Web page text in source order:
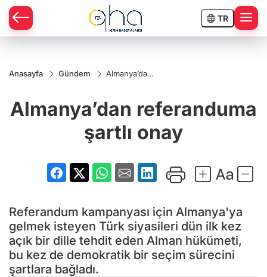
TR
Anasayfa Gündem
Almanya’dan
Almanya’dan referanduma
şartlı onay
Referandum kampanyası için Almanya'ya
gelmek isteyen Türk siyasileri dün ilk kez
açık bir dille tehdit eden Alman hükümeti,
bu kez de demokratik bir seçim sürecini
şartlara bağladı.